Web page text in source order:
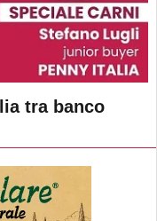
tra banco